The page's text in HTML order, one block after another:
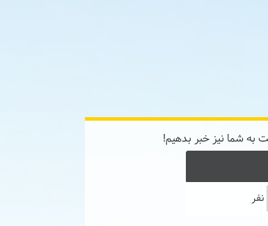
به شما نیز خبر بدهیم!
نفر